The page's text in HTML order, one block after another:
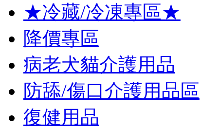
★冷藏/冷凍專區★
降價專區
病老犬貓介護用品
防舔/傷口介護用品區
復健用品